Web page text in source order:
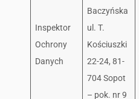
Inspektor
Ochrony
Danych
Baczyńska
ul. T.
Kościuszki
22-24, 81-
704 Sopot
– pok. nr 9